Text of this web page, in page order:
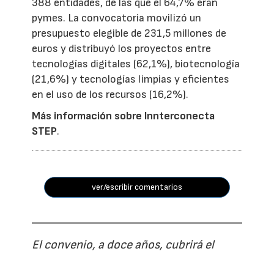
388 entidades, de las que el 64,7% eran
pymes. La convocatoria movilizó un
presupuesto elegible de 231,5 millones de
euros y distribuyó los proyectos entre
tecnologías digitales (62,1%), biotecnología
(21,6%) y tecnologías limpias y eficientes
en el uso de los recursos (16,2%).
Más información sobre Innterconecta
STEP.
ver/escribir comentarios
El convenio, a doce años, cubrirá el